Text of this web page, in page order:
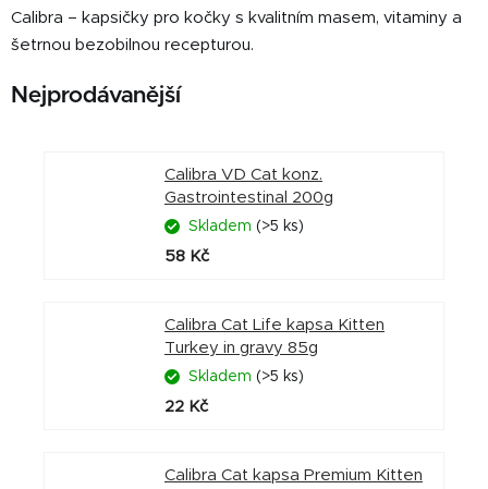
Calibra – kapsičky pro kočky s kvalitním masem, vitaminy a
šetrnou bezobilnou recepturou.
Nejprodávanější
Calibra VD Cat konz.
Gastrointestinal 200g
Skladem (>5 ks)
58 Kč
Calibra Cat Life kapsa Kitten
Turkey in gravy 85g
Skladem (>5 ks)
22 Kč
Calibra Cat kapsa Premium Kitten